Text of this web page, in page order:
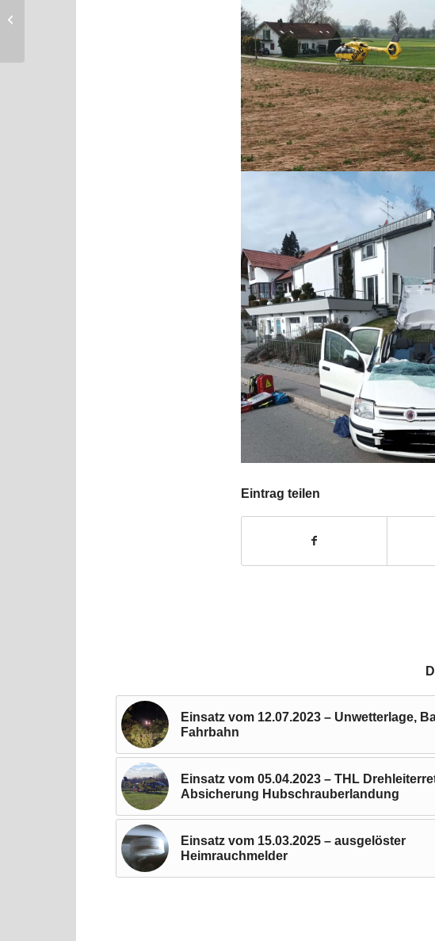
Eintrag teilen
Einsatz vom 12.07.2023 – Unwetterlage,
Fahrbahn
Einsatz vom 05.04.2023 – THL
Absicherung Hubschrauberlandung
Einsatz vom 15.03.2025 – ausgelöster
Heimrauchmelder